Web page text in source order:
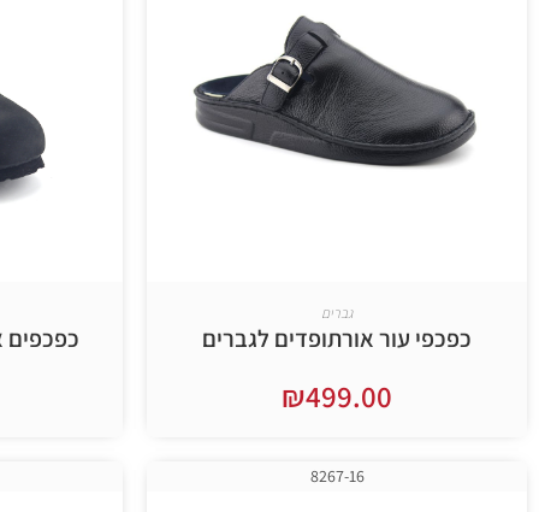
גברים
כפכפי עור אורתופדים לגברים
₪499.00
כפכפים
8267-16